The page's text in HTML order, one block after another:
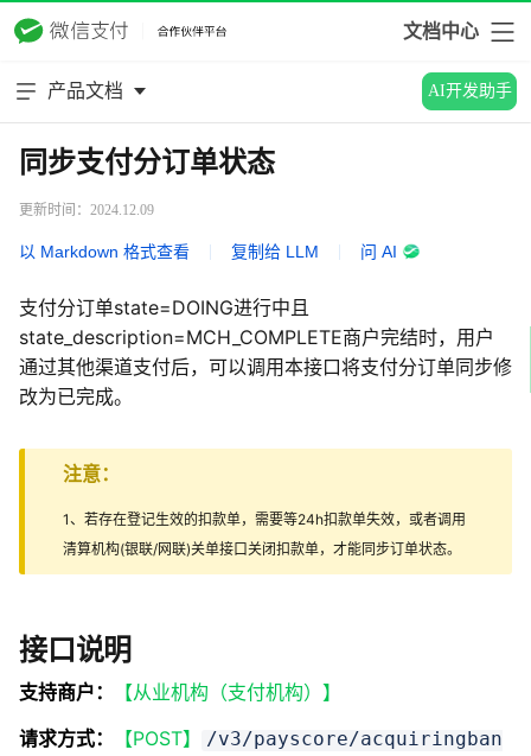
文档中心
产品文档 AI开发助手
同步支付分订单状态
更新时间：2024.12.09
以 Markdown 格式查看 复制给 LLM 问 AI
支付分订单state=DOING进行中且
state_description=MCH_COMPLETE商户完结时，用户
通过其他渠道支付后，可以调用本接口将支付分订单同步修
改为已完成。
注意：
1、若存在登记生效的扣款单，需要等24h扣款单失效，或者调用
清算机构(银联/网联)关单接口关闭扣款单，才能同步订单状态。
接口说明
支持商户：
【从业机构（支付机构）】
请求方式：
【POST】
/v3/payscore/acquiringban